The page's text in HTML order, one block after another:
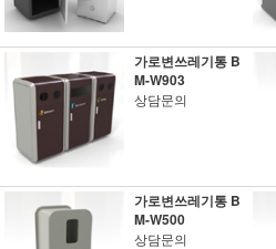
가로변쓰레기통 B
M-W903
상담문의
가로변쓰레기통 B
M-W500
상담문의